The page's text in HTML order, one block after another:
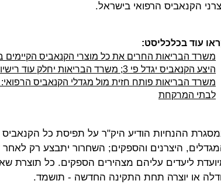
הקנאביס הרפואי בישראל.
עוד בכלכליסט:
משרד הבריאות החרים את כל מוצרי הקנאביס הקיימים
היצע הקנאביס יגדל פי 3; משרד הבריאות יחלק עוד רישיונות גידול
משרד הבריאות פותח חזית מול מגדלי הקנאביס
לבתי המרקחת
ההנחיות הודיע היק"ר על תפיסת כל הקנאביס
היצרנים והספקים; השחרור יתבצע רק לאחר
ליעדים עליהם מצהירים הספקים. כל תוצרת
או יוצרה תחת התקינה החדשה - תושמד.